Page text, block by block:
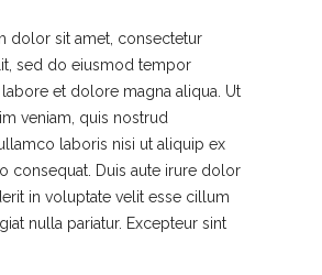
dolor sit amet, consectetur
sed do eiusmod tempor
et dolore magna aliqua. Ut
veniam, quis nostrud
laboris nisi ut aliquip ex
consequat. Duis aute irure dolor
in voluptate velit esse cillum
nulla pariatur. Excepteur sint